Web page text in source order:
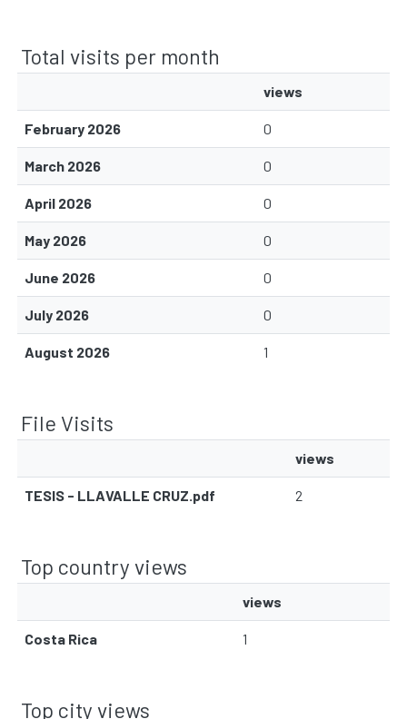
Total visits per month
views
February 2026 0
March 2026 0
April 2026 0
May 2026 0
June 2026 0
July 2026 0
August 2026 1
File Visits
views
TESIS - LLAVALLE CRUZ.pdf 2
Top country views
views
Costa Rica 1
Top city views